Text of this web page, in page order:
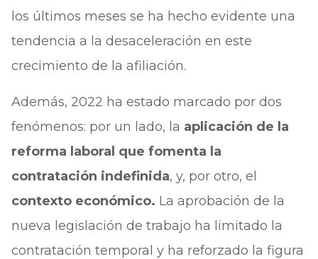
los últimos meses se ha hecho evidente una
tendencia a la desaceleración en este
crecimiento de la afiliación.
Además, 2022 ha estado marcado por dos
fenómenos: por un lado, la aplicación de la
reforma laboral que fomenta la
contratación indefinida, y, por otro, el
contexto económico. La aprobación de la
nueva legislación de trabajo ha limitado la
contratación temporal y ha reforzado la figura